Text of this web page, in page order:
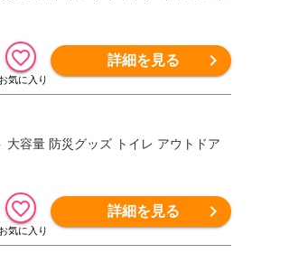
詳細を見る
大容量 防災グッズ トイレ アウトドア
詳細を見る